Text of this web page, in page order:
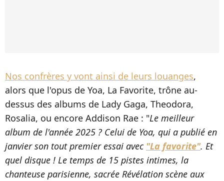
Nos confrères y vont ainsi de leurs louanges,
alors que l'opus de Yoa, La Favorite, trône au-
dessus des albums de Lady Gaga, Theodora,
Rosalia, ou encore Addison Rae : "Le meilleur
album de l'année 2025 ? Celui de Yoa, qui a publié en
janvier son tout premier essai avec "La favorite". Et
quel disque ! Le temps de 15 pistes intimes, la
chanteuse parisienne, sacrée Révélation scène aux